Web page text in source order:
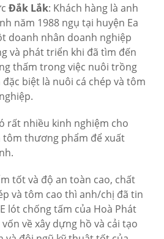
Đắk Lắk: Khách hàng là anh
năm 1988 ngụ tại huyện Ea
doanh nhân doanh nghiệp
và phát triển khi đã tìm đến
thấm trong việc nuôi trồng
biệt là nuôi cá chép và tôm
rất nhiều kinh nghiệm cho
tôm thương phẩm để xuất
tốt và độ an toàn cao, chất
và tôm cao thì anh/chị đã tin
lót chống tấm của Hoà Phát
về xây dựng hồ và cải tạo